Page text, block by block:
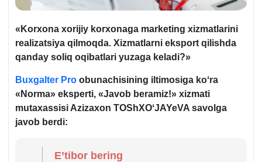
«Korхona хorijiy korхonaga marketing хizmatlarini
realizatsiya qilmoqda. Xizmatlarni eksport qilishda
qanday soliq oqibatlari yuzaga keladi?»
Buxgalter Pro obunachisining iltimosiga koʻra
«Norma» eksperti, «Javob beramiz!» хizmati
mutaхassisi Azizaхon TOShXOʻJAYeVA savolga
javob berdi:
E’tibor bering